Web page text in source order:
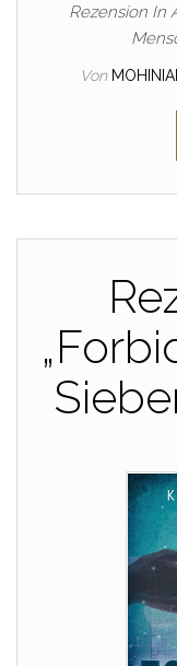
Rezension In
Von